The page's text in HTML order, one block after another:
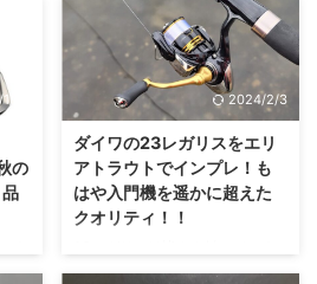
26
の
イ
2024/2/3
ダイワの23レガリスをエリ
アトラウトでインプレ！も
はや入門機を遥かに超えた
クオリティ！！
したか？私は実際に触ってかなり